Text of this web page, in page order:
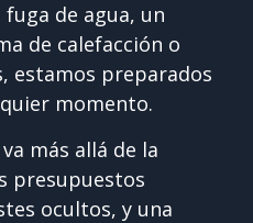
fuga de agua, un
de calefacción o
estamos preparados
momento.
más allá de la
presupuestos
ocultos, y una